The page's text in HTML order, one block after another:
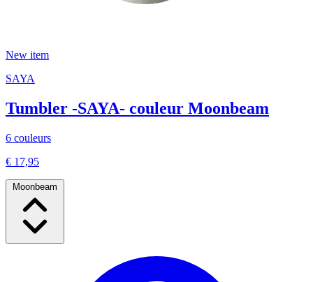
New item
SAYA
Tumbler -SAYA- couleur Moonbeam
6 couleurs
€ 17,95
Moonbeam